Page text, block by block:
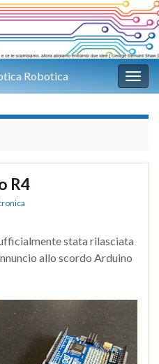
Robotica
R4
stata rilasciata
allo scordo Arduino